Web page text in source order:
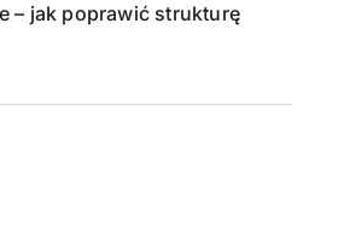
– jak poprawić strukturę